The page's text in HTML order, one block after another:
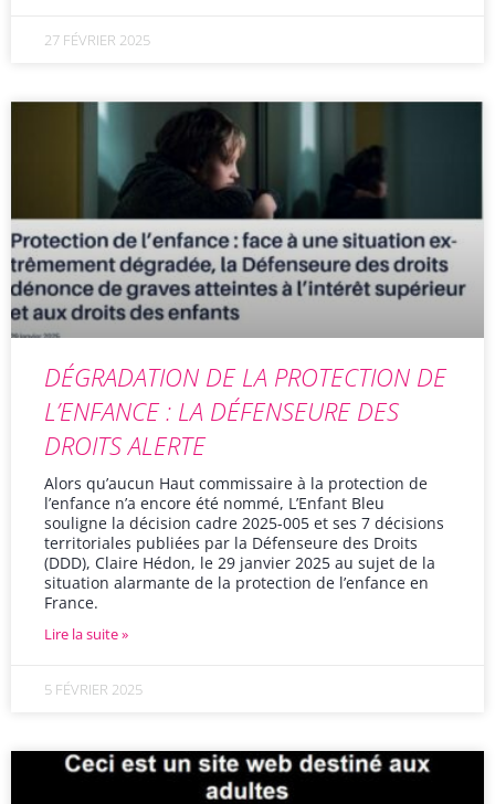
27 FÉVRIER 2025
DÉGRADATION DE LA PROTECTION DE
L’ENFANCE : LA DÉFENSEURE DES
DROITS ALERTE
Alors qu’aucun Haut commissaire à la protection de
l’enfance n’a encore été nommé, L’Enfant Bleu
souligne la décision cadre 2025-005 et ses 7 décisions
territoriales publiées par la Défenseure des Droits
(DDD), Claire Hédon, le 29 janvier 2025 au sujet de la
situation alarmante de la protection de l’enfance en
France.
Lire la suite »
5 FÉVRIER 2025